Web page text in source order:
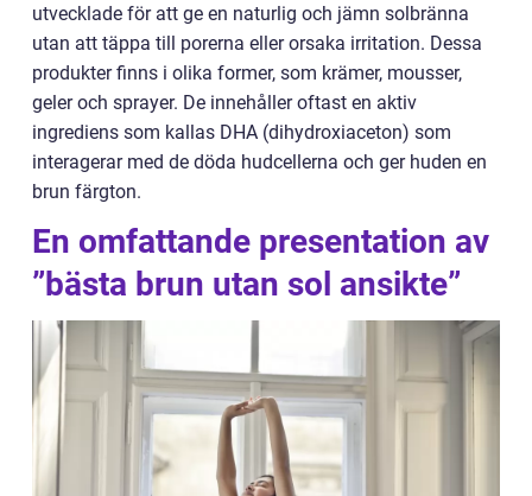
utvecklade för att ge en naturlig och jämn solbränna
utan att täppa till porerna eller orsaka irritation. Dessa
produkter finns i olika former, som krämer, mousser,
geler och sprayer. De innehåller oftast en aktiv
ingrediens som kallas DHA (dihydroxiaceton) som
interagerar med de döda hudcellerna och ger huden en
brun färgton.
En omfattande presentation av
”bästa brun utan sol ansikte”